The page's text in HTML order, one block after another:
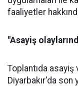
faaliyetler
"Asayiş
Toplantıda
Diyarbakır'da son